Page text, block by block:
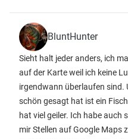
BluntHunter
Sieht halt jeder anders, ich
auf der Karte weil ich keine
irgendwann überlaufen sind.
schön gesagt hat ist ein
hat viel geiler. Ich habe auch
mir Stellen auf Google Maps